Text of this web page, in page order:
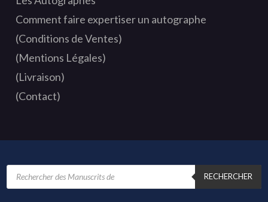
Comment faire expertiser un autographe
(Conditions de Ventes)
(Mentions Légales)
(Livraison)
(Contact)
Recherche
RECHERCHER